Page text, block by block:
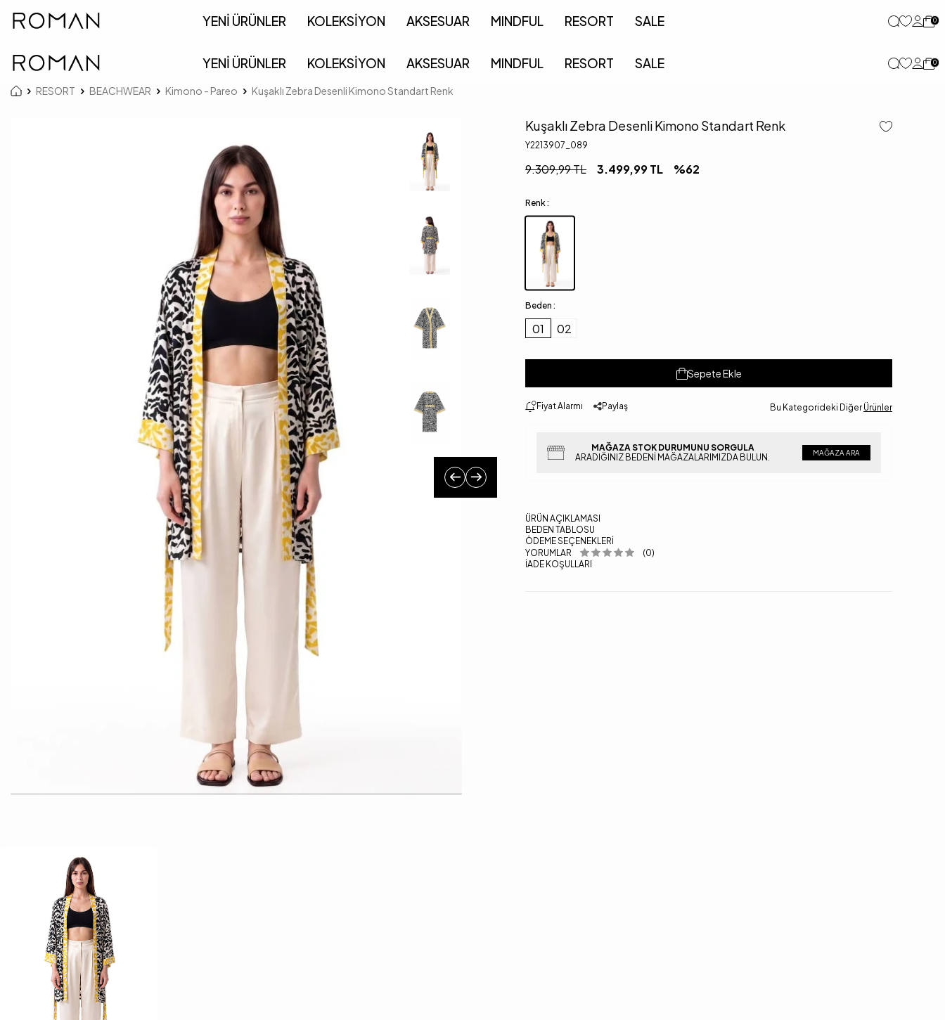
YENİ ÜRÜNLER KOLEKSİYON AKSESUAR MINDFUL RESORT SALE 0
YENİ ÜRÜNLER KOLEKSİYON AKSESUAR MINDFUL RESORT SALE 0
RESORT BEACHWEAR Kimono - Pareo Kuşaklı Zebra Desenli Kimono Standart Renk
Kuşaklı Zebra Desenli Kimono Standart Renk
Y2213907_089
9.309,99TL 3.499,99TL %62
Renk :
Beden :
01 02
Sepete Ekle
Fiyat Alarmı Paylaş Bu Kategorideki Diğer Ürünler
MAĞAZA STOK DURUMUNU SORGULA
ARADIĞINIZ BEDENI MAĞAZALARIMIZDA BULUN.
MAĞAZA ARA
ÜRÜN AÇIKLAMASI
BEDEN TABLOSU
ÖDEME SEÇENEKLERI
YORUMLAR
(0)
İADE KOŞULLARI